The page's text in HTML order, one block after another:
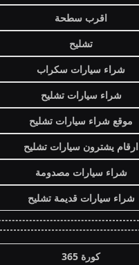
اقرب سطحة
تشليح
شراء سيارات سكراب
شراء سيارات تشليح
موقع شراء سيارات تشليح
ارقام يشترون سيارات تشليح
شراء سيارات مصدومة
شراء سيارات قديمة تشليح
كورة 365